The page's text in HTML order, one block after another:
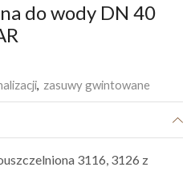
do wody DN 40
, zasuwy gwintowane
3116, 3126 z